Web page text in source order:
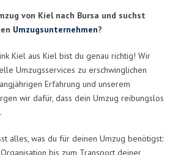
von Kiel nach Bursa und suchst
Umzugsunternehmen?
Kiel aus Kiel bist du genau richtig! Wir
Umzugsservices zu erschwinglichen
Erfahrung und unserem
wir dafür, dass dein Umzug reibungslos
alles, was du für deinen Umzug benötigst:
bis zum Transport deiner